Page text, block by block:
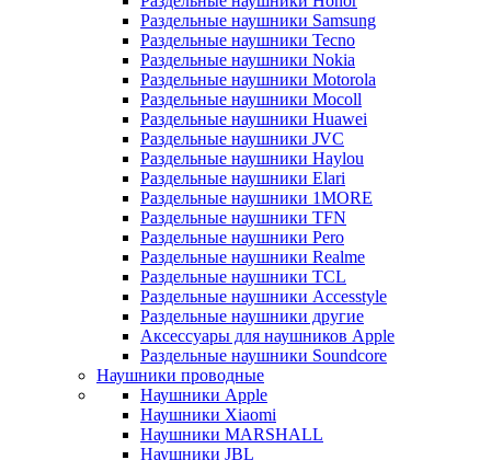
Раздельные наушники Samsung
Раздельные наушники Tecno
Раздельные наушники Nokia
Раздельные наушники Motorola
Раздельные наушники Mocoll
Раздельные наушники Huawei
Раздельные наушники JVC
Раздельные наушники Haylou
Раздельные наушники Elari
Раздельные наушники 1MORE
Раздельные наушники TFN
Раздельные наушники Pero
Раздельные наушники Realme
Раздельные наушники TCL
Раздельные наушники Accesstyle
Раздельные наушники другие
Аксессуары для наушников Apple
Раздельные наушники Soundcore
Наушники проводные
Наушники Apple
Наушники Xiaomi
Наушники MARSHALL
Наушники JBL